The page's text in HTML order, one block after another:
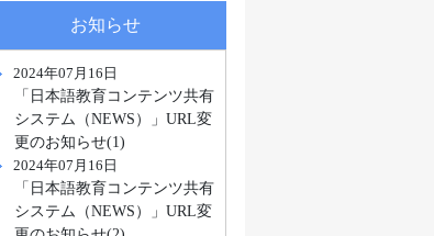
お知らせ
2024年07月16日
「日本語教育コンテンツ共有
システム（NEWS）」URL変
更のお知らせ(1)
2024年07月16日
「日本語教育コンテンツ共有
システム（NEWS）」URL変